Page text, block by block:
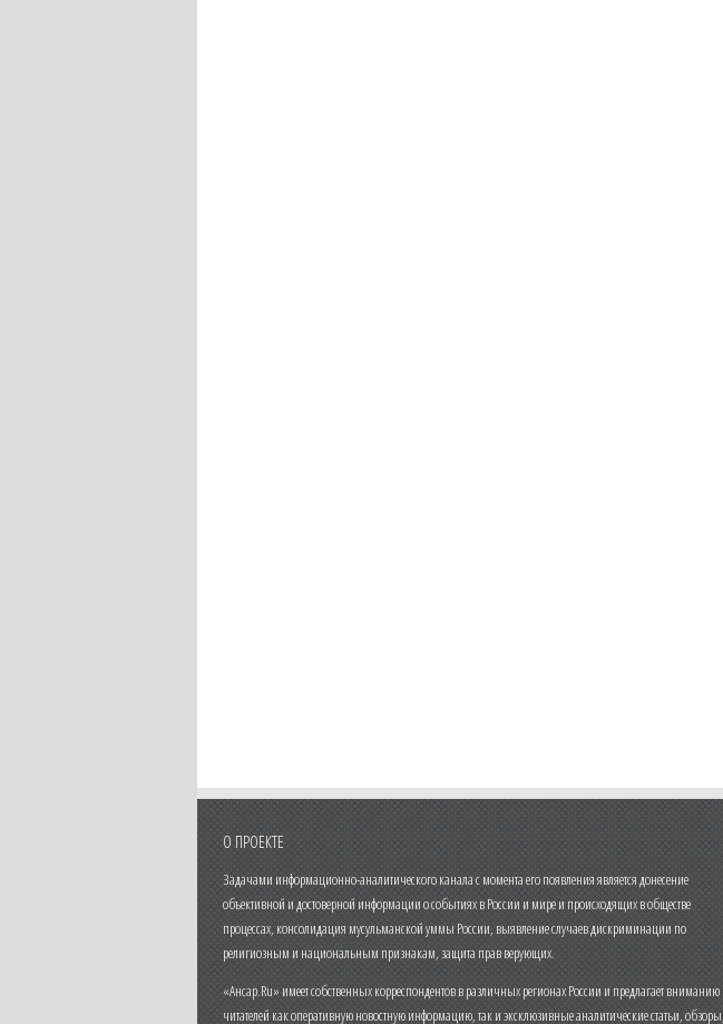
О ПРОЕКТЕ
Задачами информационно-аналитического канала с момента его появления является донесение
объективной и достоверной информации о событиях в России и мире и происходящих в обществе
процессах, консолидация мусульманской уммы России, выявление случаев дискриминации по
религиозным и национальным признакам, защита прав верующих.
«Ансар.Ru» имеет собственных корреспондентов в различных регионах России и предлагает вниманию
читателей как оперативную новостную информацию, так и эксклюзивные аналитические статьи, обзоры,